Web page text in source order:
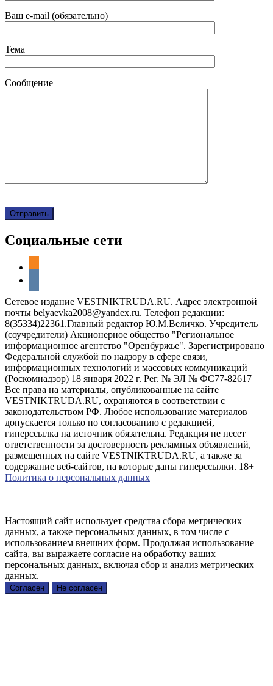
Ваш e-mail (обязательно)
Тема
Сообщение
Социальные сети
Сетевое издание VESTNIKTRUDA.RU. Адрес электронной
почты belyaevka2008@yandex.ru. Телефон редакции:
8(35334)22361.Главный редактор Ю.М.Величко. Учредитель
(соучредители) Акционерное общество "Региональное
информационное агентство "Оренбуржье". Зарегистрировано
Федеральной службой по надзору в сфере связи,
информационных технологий и массовых коммуникаций
(Роскомнадзор) 18 января 2022 г. Рег. № ЭЛ № ФС77-82617
Все права на материалы, опубликованные на сайте
VESTNIKTRUDA.RU, охраняются в соответствии с
законодательством РФ. Любое использование материалов
допускается только по согласованию с редакцией,
гиперссылка на источник обязательна. Редакция не несет
ответственности за достоверность рекламных объявлений,
размещенных на сайте VESTNIKTRUDA.RU, а также за
содержание веб-сайтов, на которые даны гиперссылки. 18+
Политика о персональных данных
Настоящий сайт использует средства сбора метрических
данных, а также персональных данных, в том числе с
использованием внешних форм. Продолжая использование
сайта, вы выражаете согласие на обработку ваших
персональных данных, включая сбор и анализ метрических
данных.
Согласен Не согласен